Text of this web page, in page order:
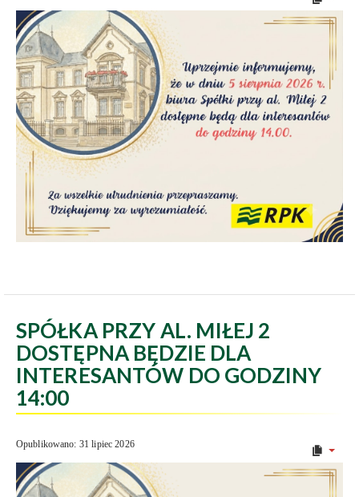
SPÓŁKA PRZY AL. MIŁEJ 2
DOSTĘPNA BĘDZIE DLA
INTERESANTÓW DO GODZINY
14:00
Opublikowano: 31 lipiec 2026